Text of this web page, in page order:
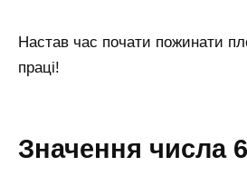
Настав час почати пожинати
праці!
Значення числа